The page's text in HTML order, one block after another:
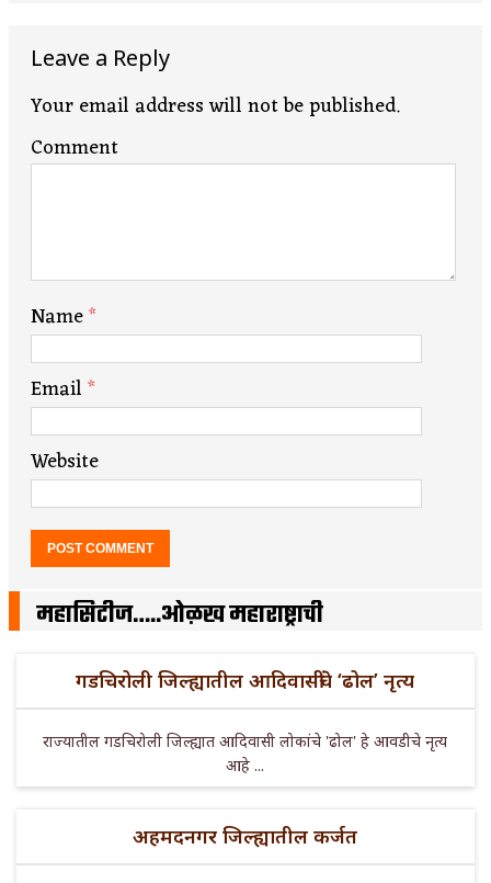
Leave a Reply
Your email address will not be published.
Comment
Name*
Email*
Website
महासिटीज…..ओळख महाराष्ट्राची
गडचिरोली जिल्ह्यातील आदिवासींचे ‘ढोल’ नृत्य
राज्यातील गडचिरोली जिल्ह्यात आदिवासी लोकांचे 'ढोल' हे आवडीचे नृत्य
आहे ...
अहमदनगर जिल्ह्यातील कर्जत